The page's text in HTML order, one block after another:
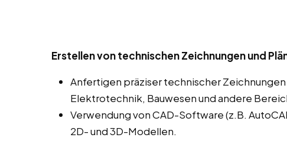
Erstellen von technischen Zeichnungen und
Anfertigen präziser technischer
Elektrotechnik, Bauwesen und andere
Verwendung von CAD-Software (z.B.
2D- und 3D-Modellen.